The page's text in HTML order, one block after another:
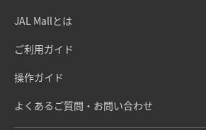
JAL Mallとは
ご利用ガイド
操作ガイド
よくあるご質問・お問い合わせ